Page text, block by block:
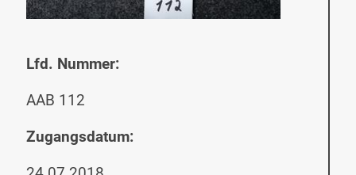
Lfd. Nummer:
AAB 112
Zugangsdatum: